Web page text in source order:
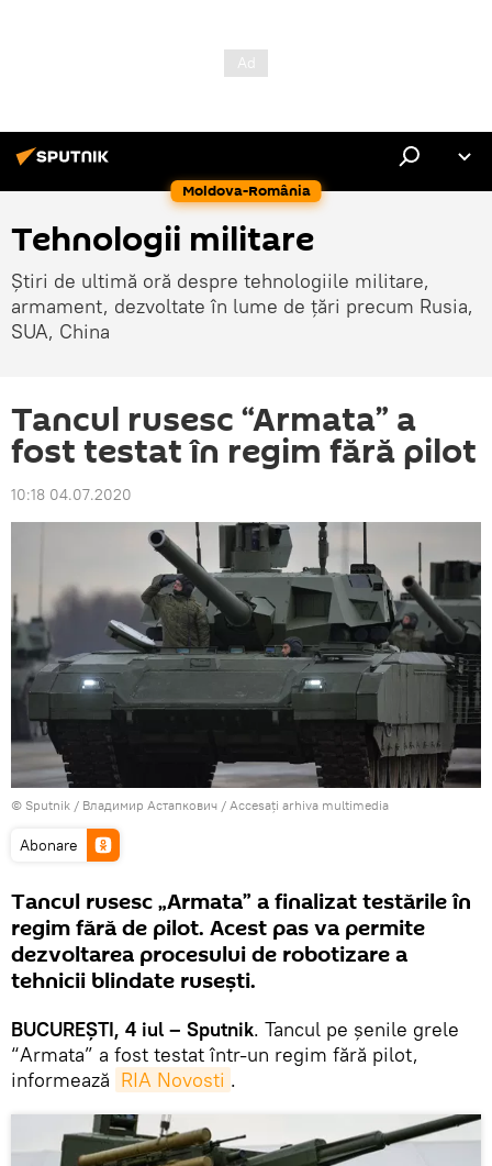
Moldova-România
Tehnologii militare
Știri de ultimă oră despre tehnologiile militare,
armament, dezvoltate în lume de țări precum Rusia,
SUA, China
Tancul rusesc “Armata” a
fost testat în regim fără pilot
10:18 04.07.2020
© Sputnik / Владимир Астапкович / Accesați arhiva multimedia
Abonare
Tancul rusesc „Armata” a finalizat testările în
regim fără de pilot. Acest pas va permite
dezvoltarea procesului de robotizare a
tehnicii blindate rusești.
BUCUREȘTI, 4 iul – Sputnik. Tancul pe șenile grele
“Armata” a fost testat într-un regim fără pilot,
informează RIA Novosti .